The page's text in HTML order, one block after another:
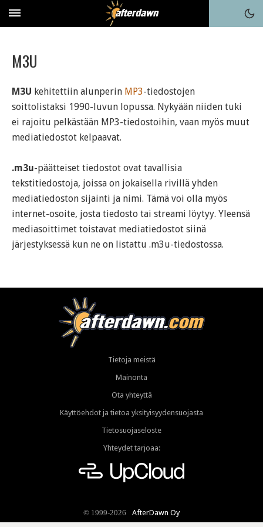
M3U
M3U kehitettiin alunperin MP3-tiedostojen
soittolistaksi 1990-luvun lopussa. Nykyään niiden tuki
ei rajoitu pelkästään MP3-tiedostoihin, vaan myös muut
mediatiedostot kelpaavat.
.m3u-päätteiset tiedostot ovat tavallisia
tekstitiedostoja, joissa on jokaisella rivillä yhden
mediatiedoston sijainti ja nimi. Tämä voi olla myös
internet-osoite, josta tiedosto tai streami löytyy. Yleensä
mediasoittimet toistavat mediatiedostot siinä
järjestyksessä kun ne on listattu .m3u-tiedostossa.
Tietoja meistä
Mainonta
Ota yhteyttä
Käyttöehdot ja tietoa yksityisyydensuojasta
Tietosuojaseloste
Yhteydet tarjoaa:
© 1999-2026 AfterDawn Oy